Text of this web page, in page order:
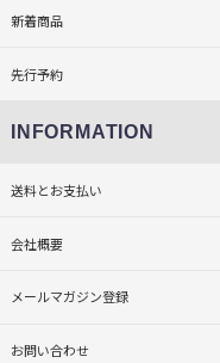
新着商品
先行予約
INFORMATION
送料とお支払い
会社概要
メールマガジン登録
お問い合わせ